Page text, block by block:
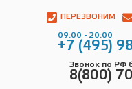
ПЕРЕЗВОНИМ
09:00 - 20:00
+7 (495)
Звонок по РФ
8(800)